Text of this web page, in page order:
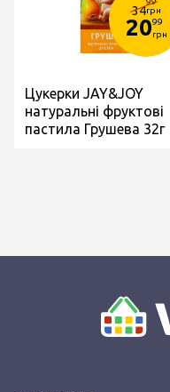
34грн
2099
грн
Цукерки JAY&JOY
натуральні фруктові
пастила Грушева 32г